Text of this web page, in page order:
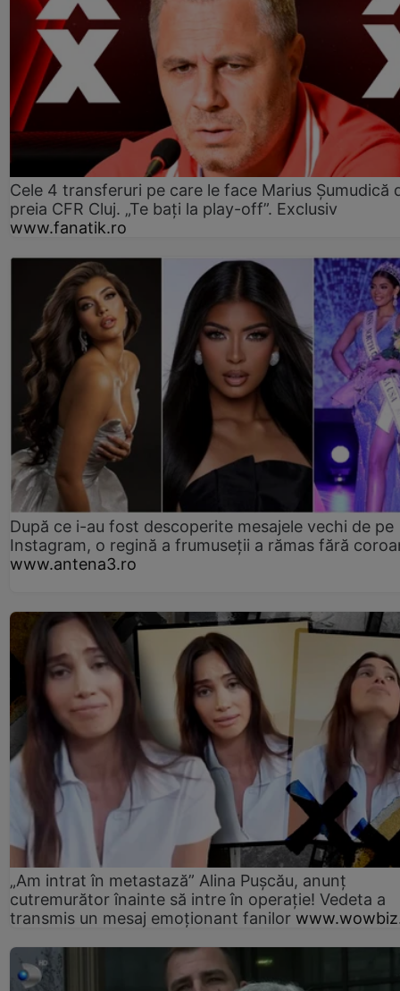
Cele 4 transferuri pe care le face Marius Șumudică
preia CFR Cluj. „Te bați la play-off”. Exclusiv
www.fanatik.ro
După ce i-au fost descoperite mesajele vechi de pe
Instagram, o regină a frumuseții a rămas fără
www.antena3.ro
„Am intrat în metastază” Alina Pușcău, anunț
cutremurător înainte să intre în operație! Vedeta a
transmis un mesaj emoționant fanilor